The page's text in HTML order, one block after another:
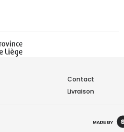
Livraison
Contact